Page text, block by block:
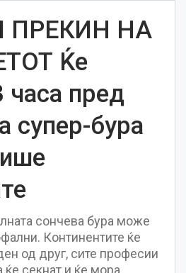
ПРЕКИН НА
Ќе
пред
супер-бура
сончева бура може
Континентите ќе
од друг, сите професии
ќе секнат и ќе мора